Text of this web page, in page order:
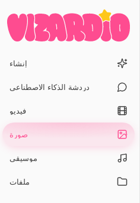
إنشاء
دردشة الذكاء الاصطناعي
فيديو
صورة
موسيقى
ملفات